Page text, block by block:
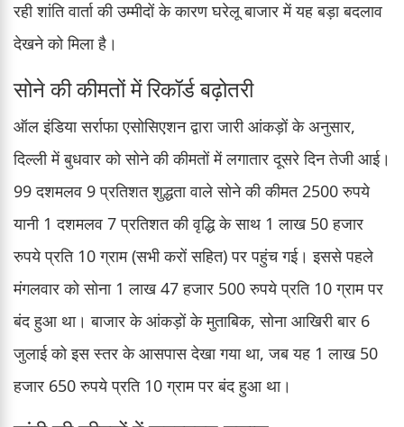
रही शांति वार्ता की उम्मीदों के कारण घरेलू बाजार में यह बड़ा बदलाव
देखने को मिला है।
सोने की कीमतों में रिकॉर्ड बढ़ोतरी
ऑल इंडिया सर्राफा एसोसिएशन द्वारा जारी आंकड़ों के अनुसार,
दिल्ली में बुधवार को सोने की कीमतों में लगातार दूसरे दिन तेजी आई।
99 दशमलव 9 प्रतिशत शुद्धता वाले सोने की कीमत 2500 रुपये
यानी 1 दशमलव 7 प्रतिशत की वृद्धि के साथ 1 लाख 50 हजार
रुपये प्रति 10 ग्राम (सभी करों सहित) पर पहुंच गई। इससे पहले
मंगलवार को सोना 1 लाख 47 हजार 500 रुपये प्रति 10 ग्राम पर
बंद हुआ था। बाजार के आंकड़ों के मुताबिक, सोना आखिरी बार 6
जुलाई को इस स्तर के आसपास देखा गया था, जब यह 1 लाख 50
हजार 650 रुपये प्रति 10 ग्राम पर बंद हुआ था।